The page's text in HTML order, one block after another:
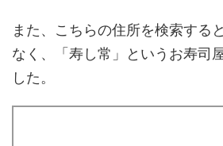
また、こちらの住所を検索する
なく、「寿し常」というお寿司
した。